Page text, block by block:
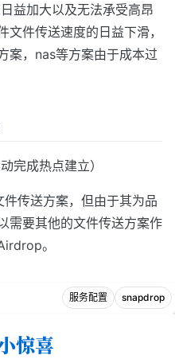
益加大以及无法承受高昂
件传送速度的日益下滑，
案，nas等方案由于成本过
完成热点建立）
传送方案，但由于其为品
需要其他的文件传送方案作
。
服务配置 snapdrop
惊喜